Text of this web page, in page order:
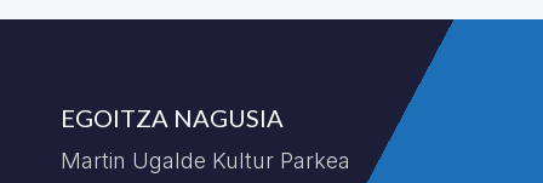
EGOITZA NAGUSIA
Martin Ugalde Kultur Parkea